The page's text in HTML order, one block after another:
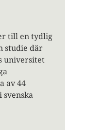
till en tydlig
studie där
universitet
av 44